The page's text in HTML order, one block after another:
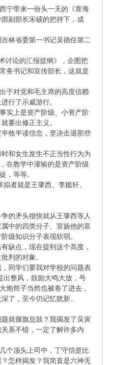
宁带来一份头一天的《青海
副部长宋硕的把持下，成
林省委第一书记吴德任第二
讨论的汇报提纲》，企图把
务书记和宣传部长，这就是
于对党和毛主席的高度信赖
行了示威游行。
实上是资产阶级、小资产阶
要出修正主义。
牧半读信念，坚决击退那些
和女生发生不正当性行为为
在教学中灌输的是资产阶级
，等等。
者就是王肇西、李鑑轩、
的矛头很快就从王肇西等人
中的四类分子、宣扬他的富
级知识分子表现软弱。
缺点，现在提到这个高度，
判的对象。
同学们要我对学校的问题表
出整风，鼓励大鸣大放，号
炮筒子当然也被卷了进去，
了，至今仍记忆犹新。
就偃旗息鼓？我揭发了吴寅
系不错，一定了解许多内
个顶头上司中，丁守信是比
怎样揭发？我简直是六神无